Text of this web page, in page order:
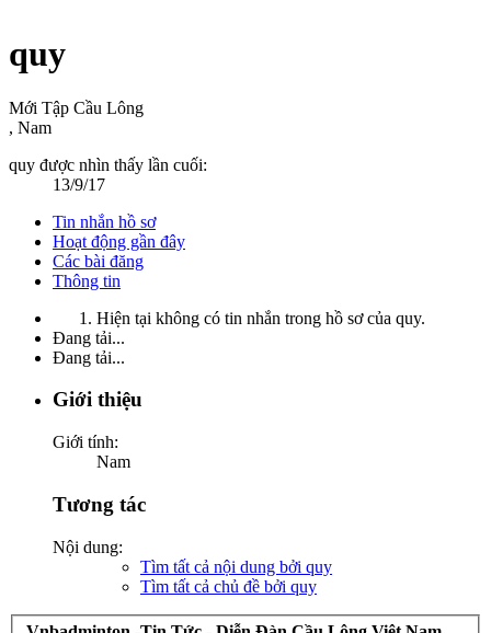
quy
Mới Tập Cầu Lông
, Nam
quy được nhìn thấy lần cuối:
13/9/17
Tin nhắn hồ sơ
Hoạt động gần đây
Các bài đăng
Thông tin
Hiện tại không có tin nhắn trong hồ sơ của quy.
Đang tải...
Đang tải...
Giới thiệu
Giới tính:
Nam
Tương tác
Nội dung:
Tìm tất cả nội dung bởi quy
Tìm tất cả chủ đề bởi quy